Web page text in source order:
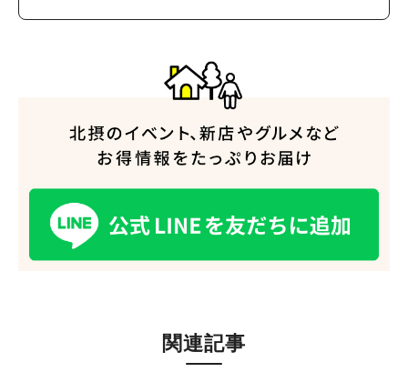
関連記事
人気のキーワード
#ランチ
#教えたい／教えて投稿記事 #大阪学院大 商品開発プロジェクト
#あなたはどっち？